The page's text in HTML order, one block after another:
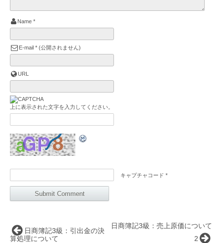
Name *
E-mail * (公開されません)
URL
上に表示された文字を入力してください。
キャプチャコード *
日商簿記3級：売上原価について
2
日商簿記3級：引出金の決
算処理について